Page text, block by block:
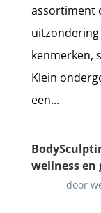
assortiment
uitzondering
kenmerken,
Klein
een...
wellness en
door